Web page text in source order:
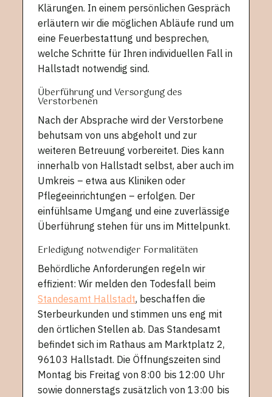
Klärungen. In einem persönlichen Gespräch
erläutern wir die möglichen Abläufe rund um
eine Feuerbestattung und besprechen,
welche Schritte für Ihren individuellen Fall in
Hallstadt notwendig sind.
Überführung und Versorgung des
Verstorbenen
Nach der Absprache wird der Verstorbene
behutsam von uns abgeholt und zur
weiteren Betreuung vorbereitet. Dies kann
innerhalb von Hallstadt selbst, aber auch im
Umkreis – etwa aus Kliniken oder
Pflegeeinrichtungen – erfolgen. Der
einfühlsame Umgang und eine zuverlässige
Überführung stehen für uns im Mittelpunkt.
Erledigung notwendiger Formalitäten
Behördliche Anforderungen regeln wir
effizient: Wir melden den Todesfall beim
Standesamt Hallstadt, beschaffen die
Sterbeurkunden und stimmen uns eng mit
den örtlichen Stellen ab. Das Standesamt
befindet sich im Rathaus am Marktplatz 2,
96103 Hallstadt. Die Öffnungszeiten sind
Montag bis Freitag von 8:00 bis 12:00 Uhr
sowie donnerstags zusätzlich von 13:00 bis